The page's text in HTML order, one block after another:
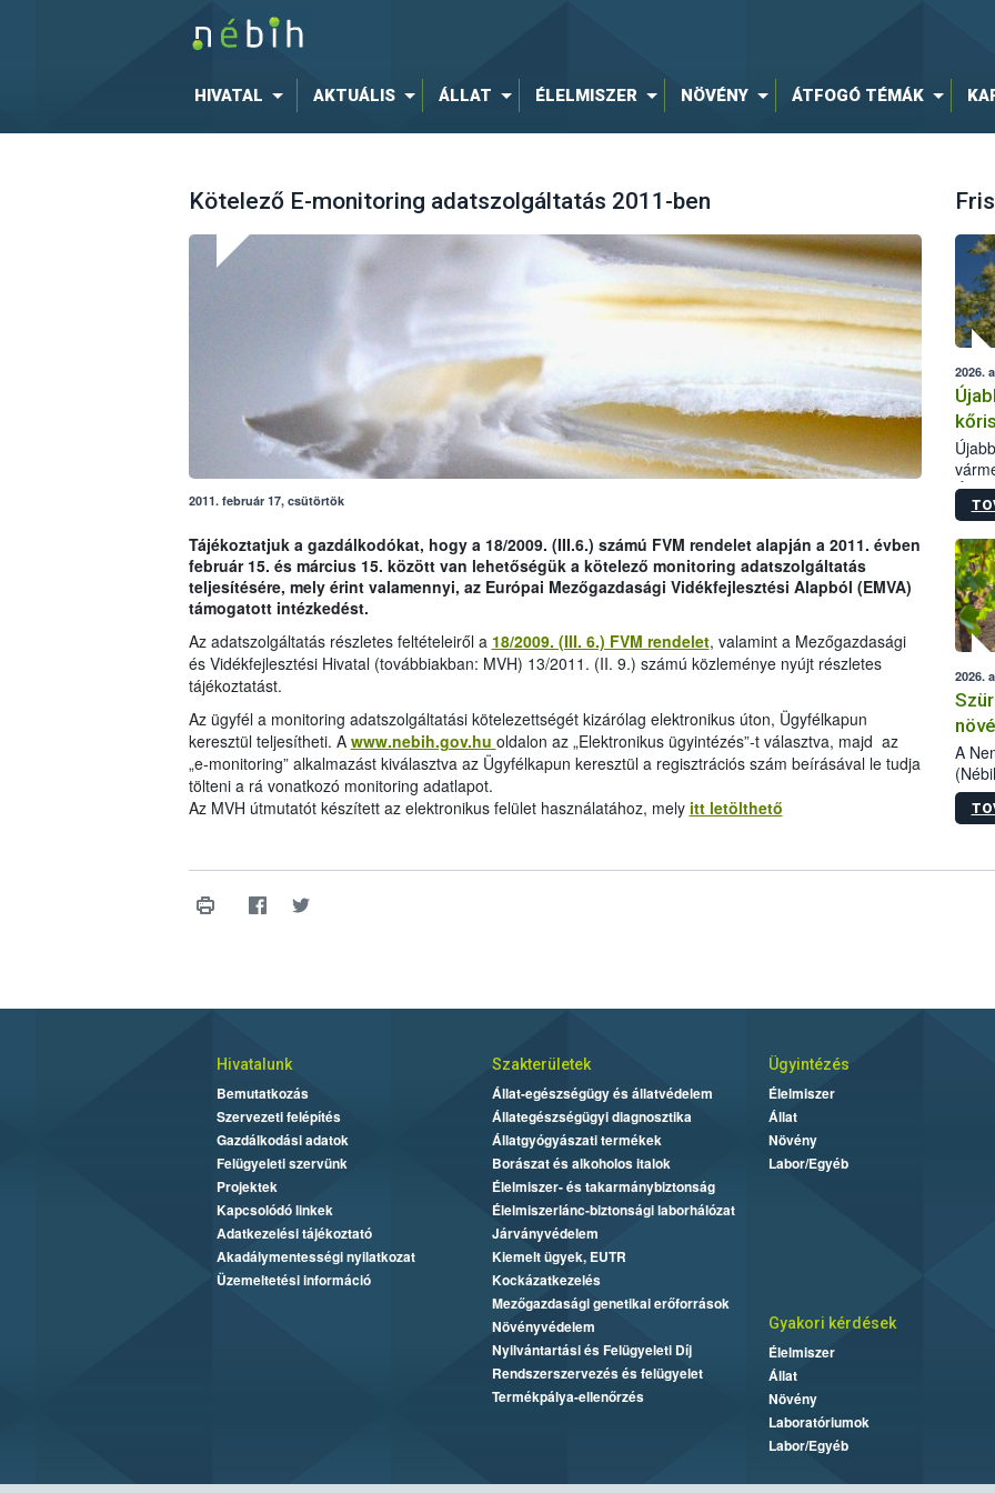
HIVATAL AKTUÁLIS ÁLLAT ÉLELMISZER NÖVÉNY ÁTFOGÓ TÉMÁK
Kötelező E-monitoring adatszolgáltatás 2011-ben
2011. február 17, csütörtök
Tájékoztatjuk a gazdálkodókat, hogy a 18/2009. (III.6.) számú FVM rendelet alapján a 2011. évben
február 15. és március 15. között van lehetőségük a kötelező monitoring adatszolgáltatás
teljesítésére, mely érint valamennyi, az Európai Mezőgazdasági Vidékfejlesztési Alapból (EMVA)
támogatott intézkedést.
Az adatszolgáltatás részletes feltételeiről a 18/2009. (III. 6.) FVM rendelet, valamint a Mezőgazdasági
és Vidékfejlesztési Hivatal (továbbiakban: MVH) 13/2011. (II. 9.) számú közleménye nyújt részletes
tájékoztatást.
Az ügyfél a monitoring adatszolgáltatási kötelezettségét kizárólag elektronikus úton, Ügyfélkapun
keresztül teljesítheti. A www.nebih.gov.hu oldalon az „Elektronikus ügyintézés”-t választva, majd az
„e-monitoring” alkalmazást kiválasztva az Ügyfélkapun keresztül a regisztrációs szám beírásával le tudja
tölteni a rá vonatkozó monitoring adatlapot.
Az MVH útmutatót készített az elektronikus felület használatához, mely itt letölthető
2026.
2026.
A
Hivatalunk
Bemutatkozás
Szervezeti felépítés
Gazdálkodási adatok
Felügyeleti szervünk
Projektek
Kapcsolódó linkek
Adatkezelési tájékoztató
Akadálymentességi nyilatkozat
Üzemeltetési információ
Szakterületek
Állat-egészségügy és állatvédelem
Állategészségügyi diagnosztika
Állatgyógyászati termékek
Borászat és alkoholos italok
Élelmiszer- és takarmánybiztonság
Élelmiszerlánc-biztonsági laborhálózat
Járványvédelem
Kiemelt ügyek, EUTR
Kockázatkezelés
Mezőgazdasági genetikai erőforrások
Növényvédelem
Nyilvántartási és Felügyeleti Díj
Rendszerszervezés és felügyelet
Termékpálya-ellenőrzés
Ügyintézés
Élelmiszer
Állat
Növény
Labor/Egyéb
Gyakori kérdések
Élelmiszer
Állat
Növény
Laboratóriumok
Labor/Egyéb